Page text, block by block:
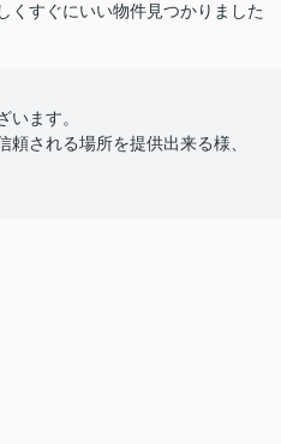
くすぐにいい物件見つかりました
います。
される場所を提供出来る様、